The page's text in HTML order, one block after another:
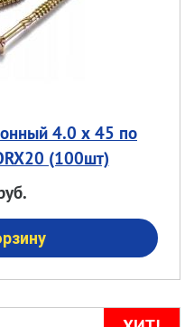
4.0 х 45 по
(100шт)